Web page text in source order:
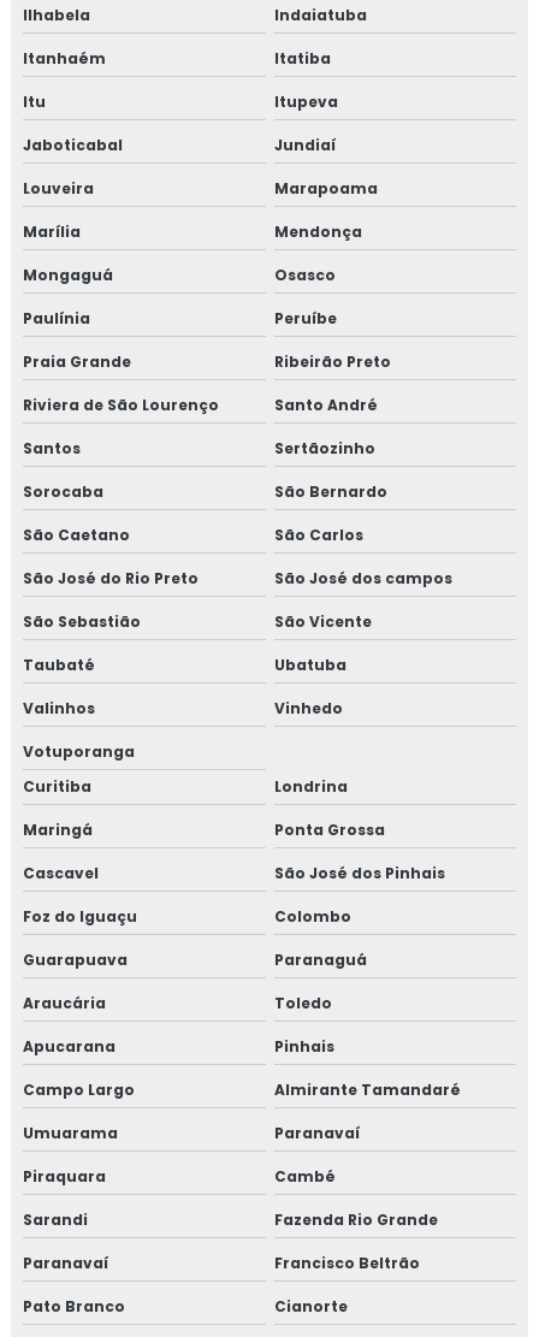
Ilhabela Indaiatuba
Itanhaém Itatiba
Itu Itupeva
Jaboticabal Jundiaí
Louveira Marapoama
Marília Mendonça
Mongaguá Osasco
Paulínia Peruíbe
Praia Grande Ribeirão Preto
Riviera de São Lourenço Santo André
Santos Sertãozinho
Sorocaba São Bernardo
São Caetano São Carlos
São José do Rio Preto São José dos campos
São Sebastião São Vicente
Taubaté Ubatuba
Valinhos Vinhedo
Votuporanga
Curitiba
Londrina
Maringá Ponta Grossa
Cascavel São José dos Pinhais
Foz do Iguaçu Colombo
Guarapuava Paranaguá
Araucária Toledo
Apucarana Pinhais
Campo Largo Almirante Tamandaré
Umuarama Paranavaí
Piraquara Cambé
Sarandi Fazenda Rio Grande
Paranavaí Francisco Beltrão
Pato Branco Cianorte